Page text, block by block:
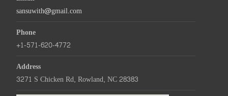
sansuwith@gmail.com
Phone
+1-571-620-4772
Address
3271 S Chicken Rd, Rowland, NC 28383